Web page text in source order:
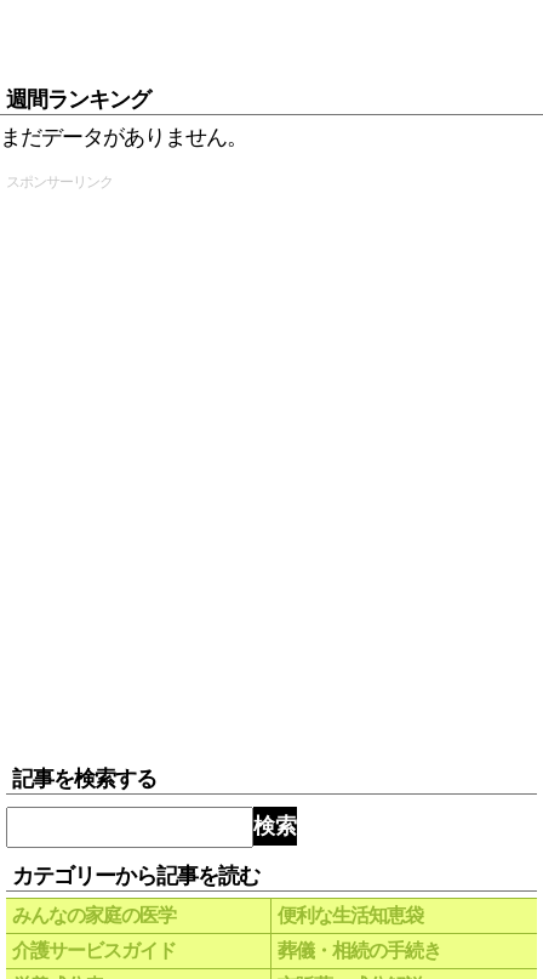
週間ランキング
まだデータがありません。
スポンサーリンク
記事を検索する
検索
カテゴリーから記事を読む
みんなの家庭の医学
便利な生活知恵袋
介護サービスガイド
葬儀・相続の手続き